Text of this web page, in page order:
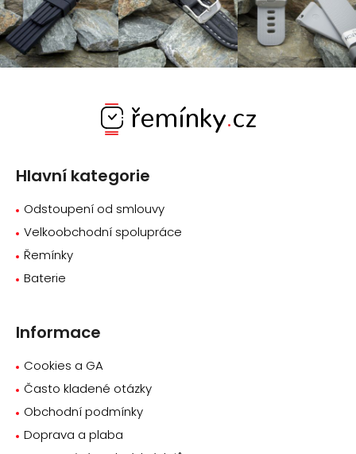
Hlavní kategorie
Odstoupení od smlouvy
Velkoobchodní spolupráce
Řemínky
Baterie
Informace
Cookies a GA
Často kladené otázky
Obchodní podmínky
Doprava a plaba